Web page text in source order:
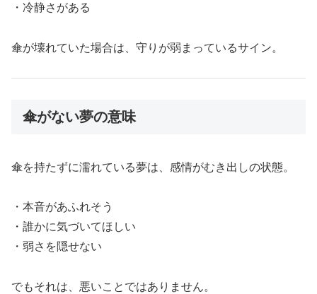
・冷静さがある
傘が壊れていた場合は、守りが弱まっているサイン。
傘がない夢の意味
傘を持たずに濡れている夢は、感情がむき出しの状態。
・本音があふれそう
・誰かに気づいてほしい
・弱さを隠せない
でもそれは、悪いことではありません。